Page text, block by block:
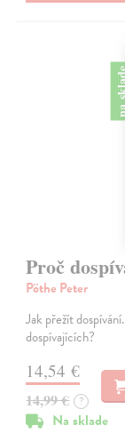
na
Proč
Pöthe Peter
Jak přežít
dospívajících?
14,54 €
14,99 € ?
Na sklade